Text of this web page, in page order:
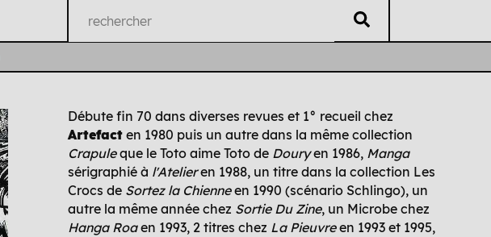
Véritable Listing U
Auteur·es
B
Débute fin 70 dans diverses revues et 1° recueil chez
Artefact en 1980 puis un autre dans la même collection
Crapuleque le Toto aime Toto de Douryen 1986, Manga
sérigraphié à l'Atelieren 1988, un titre dans la collection Les
Crocs de Sortez la Chienneen 1990 (scénario Schlingo), un
autre la même année chez Sortie Du Zine, un Microbe chez
Hanga Roaen 1993, 2 titres chez La Pieuvreen 1993 et 1995,